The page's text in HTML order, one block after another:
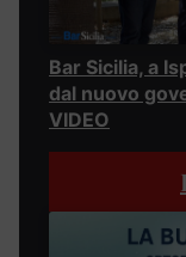
Bar Sicilia, a
dal nuovo
VIDEO